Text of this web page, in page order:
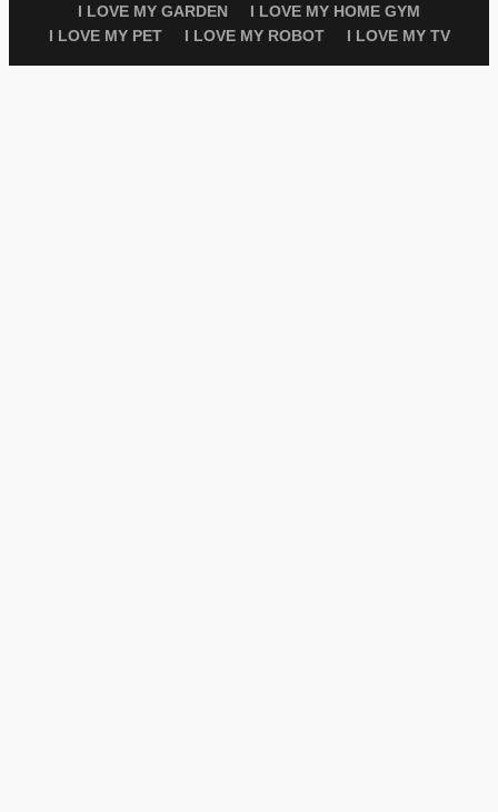
I LOVE MY GARDEN
I LOVE MY HOME GYM
I LOVE MY PET
I LOVE MY ROBOT I LOVE MY TV